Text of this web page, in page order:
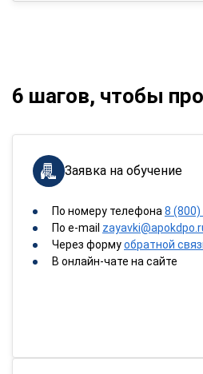
6 шагов, чтобы
Заявка на обучение
По номеру телефона 8
По e-mail
Через формуобратной
В онлайн-чате на сайте